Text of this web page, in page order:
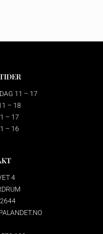
11 – 17
– 18
– 17
– 16
4